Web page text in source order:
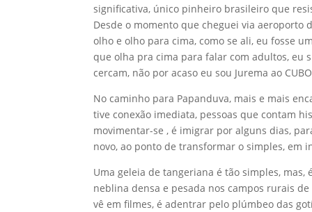
significativa, único pinheiro brasileiro que
Desde o momento que cheguei via aeroporto
olho e olho para cima, como se ali, eu fosse
que olha pra cima para falar com adultos, eu
cercam, não por acaso eu sou Jurema ao
No caminho para Papanduva, mais e mais
tive conexão imediata, pessoas que contam
movimentar-se , é imigrar por alguns dias,
novo, ao ponto de transformar o simples, em
Uma geleia de tangeriana é tão simples,
neblina densa e pesada nos campos rurais
vê em filmes, é adentrar pelo plúmbeo das